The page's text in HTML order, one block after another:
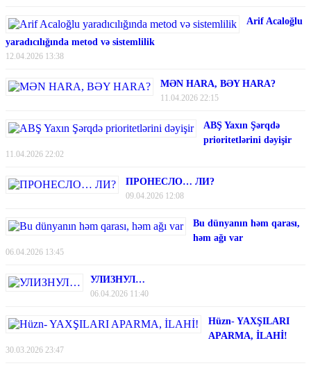
Arif Acaloğlu
yaradıcılığında metod və sistemlilik
12.04.2026 13:38
MƏN HARA, BƏY HARA?
11.04.2026 22:15
ABŞ Yaxın Şərqdə
prioritetlərini dəyişir
11.04.2026 22:02
ПРОНЕСЛО… ЛИ?
09.04.2026 12:08
Bu dünyanın həm qarası,
həm ağı var
06.04.2026 13:45
УЛИЗНУЛ…
06.04.2026 11:40
Hüzn- YAXŞILARI
APARMA, İLAHİ!
30.03.2026 23:47